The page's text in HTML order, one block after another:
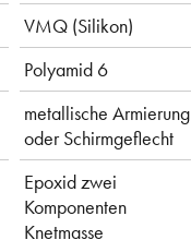
VMQ (Silikon)
Polyamid 6
metallische Armierung
oder Schirmgeflecht
Epoxid zwei
Komponenten
Knetmasse